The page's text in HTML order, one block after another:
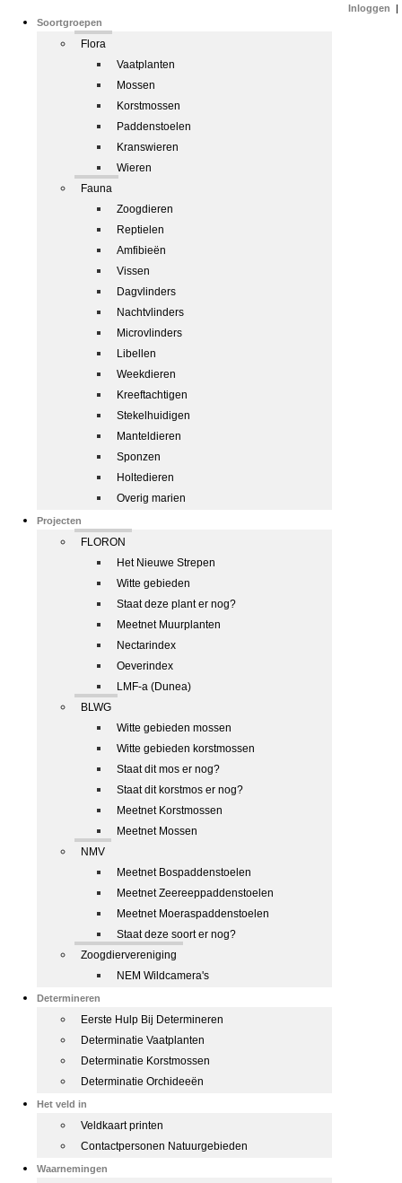
Soortgroepen
Flora
Vaatplanten
Mossen
Korstmossen
Paddenstoelen
Kranswieren
Wieren
Fauna
Zoogdieren
Reptielen
Amfibieën
Vissen
Dagvlinders
Nachtvlinders
Microvlinders
Libellen
Weekdieren
Kreeftachtigen
Stekelhuidigen
Manteldieren
Sponzen
Holtedieren
Overig marien
Projecten
FLORON
Het Nieuwe Strepen
Witte gebieden
Staat deze plant er nog?
Meetnet Muurplanten
Nectarindex
Oeverindex
LMF-a (Dunea)
BLWG
Witte gebieden mossen
Witte gebieden korstmossen
Staat dit mos er nog?
Staat dit korstmos er nog?
Meetnet Korstmossen
Meetnet Mossen
NMV
Meetnet Bospaddenstoelen
Meetnet Zeereeppaddenstoelen
Meetnet Moeraspaddenstoelen
Staat deze soort er nog?
Zoogdiervereniging
NEM Wildcamera's
Determineren
Eerste Hulp Bij Determineren
Determinatie Vaatplanten
Determinatie Korstmossen
Determinatie Orchideeën
Het veld in
Veldkaart printen
Contactpersonen Natuurgebieden
Waarnemingen
Inloggen |